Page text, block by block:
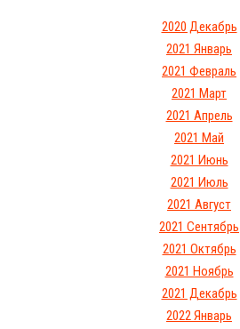
2020 Декабрь
2021 Январь
2021 Февраль
2021 Март
2021 Апрель
2021 Май
2021 Июнь
2021 Июль
2021 Август
2021 Сентябрь
2021 Октябрь
2021 Ноябрь
2021 Декабрь
2022 Январь